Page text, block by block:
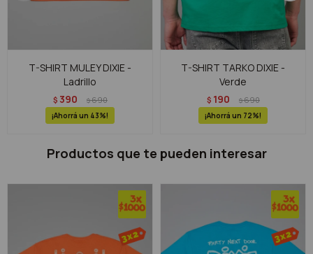
T-SHIRT MULEY DIXIE -
Ladrillo
$ 390 $690
43
T-SHIRT TARKO DIXIE -
Verde
$ 190 $690
72
Productos que te pueden interesar